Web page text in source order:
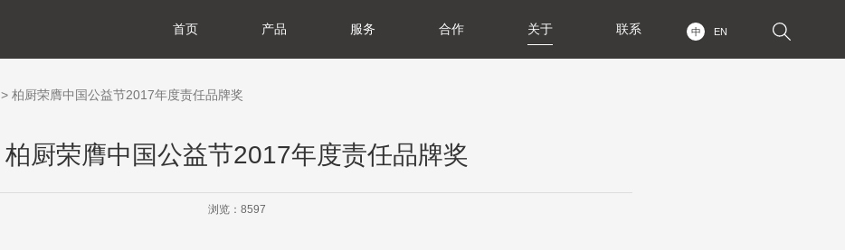
中 EN
首页 产品 服务 合作 关于 联系
>柏厨荣膺中国公益节2017年度责任品牌奖
柏厨荣膺中国公益节2017年度责任品牌奖
浏览：8597